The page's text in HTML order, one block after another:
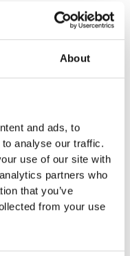
About
and ads, to
analyse our traffic.
use of our site with
partners who
that you’ve
from your use
är i storlek 120 x
punkt
i kortsidorna